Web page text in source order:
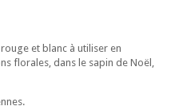
et blanc à utiliser en
florales, dans le sapin de Noël,